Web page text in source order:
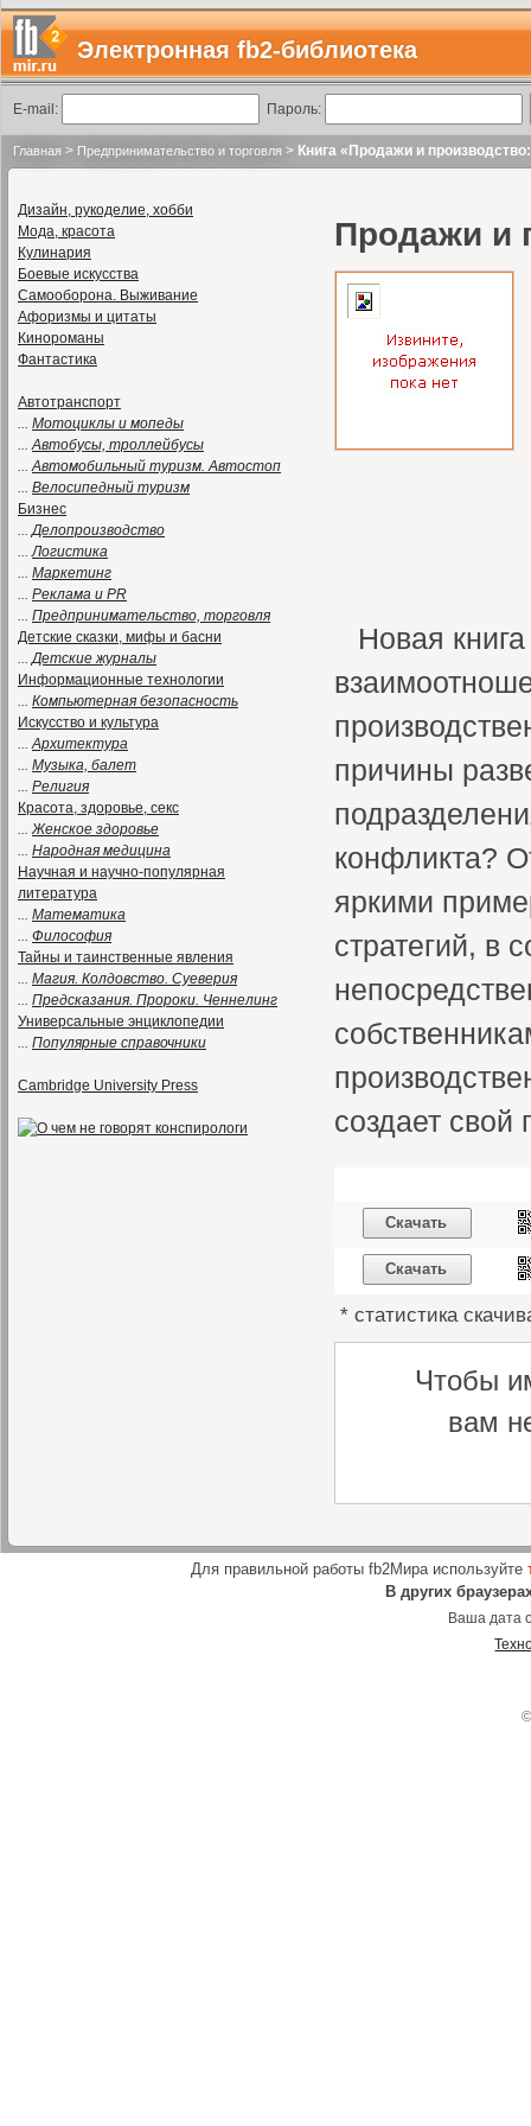
Электронная fb2-библиотека
E-mail: Пароль:
Главная > Предпринимательство и торговля > Книга «Продажи и
Дизайн, рукоделие, хобби
Мода, красота
Кулинария
Боевые искусства
Самооборона. Выживание
Афоризмы и цитаты
Кинороманы
Фантастика
Автотранспорт
... Мотоциклы и мопеды
...Автобусы, троллейбусы
...Автомобильный туризм. Автостоп
... Велосипедный туризм
Бизнес
...Делопроизводство
...Логистика
... Маркетинг
... Реклама и PR
... Предпринимательство, торговля
Детские сказки, мифы и басни
...Детские журналы
Информационные технологии
... Компьютерная безопасность
Искусство и культура
...Архитектура
... Музыка, балет
... Религия
Красота, здоровье, секс
...Женское здоровье
... Народная медицина
Научная и научно-популярная
литература
... Математика
... Философия
Тайны и таинственные явления
... Магия. Колдовство. Суеверия
... Предсказания. Пророки. Ченнелинг
Универсальные энциклопедии
... Популярные справочники
Cambridge University Press
Продажи и
Новая
причины
конфликта?
яркими
стратегий, в
создает свой
Скачать
Скачать
* статистика
Чтобы
вам
Для правильной работы fb2Мира используйте
В других
Ваша дата